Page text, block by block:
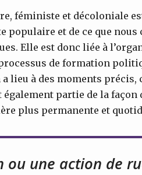
féministe et décoloniale
populaire et de ce que
Elle est donc liée à
de formation
lieu à des moments précis,
partie de la façon
plus permanente et
une action de